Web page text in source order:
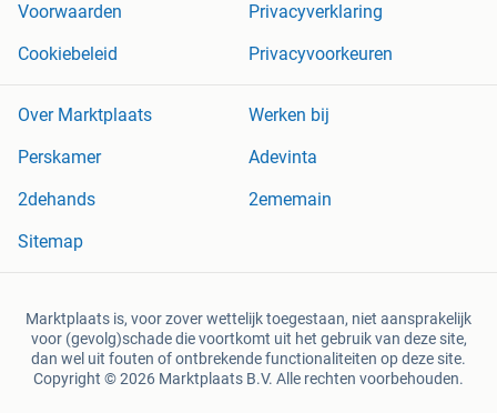
Voorwaarden
Privacyverklaring
Cookiebeleid
Privacyvoorkeuren
Over Marktplaats
Werken bij
Perskamer
Adevinta
2dehands
2ememain
Sitemap
Marktplaats is, voor zover wettelijk toegestaan, niet aansprakelijk
voor (gevolg)schade die voortkomt uit het gebruik van deze site,
dan wel uit fouten of ontbrekende functionaliteiten op deze site.
Copyright © 2026 Marktplaats B.V. Alle rechten voorbehouden.